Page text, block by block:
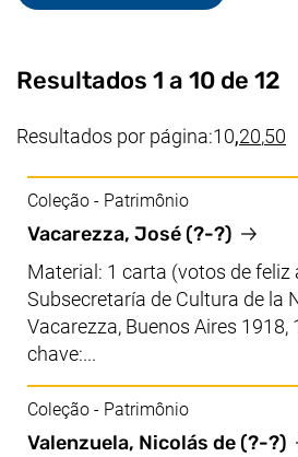
Resultados 1 a 10 de 12
Resultados por página:10 (valor
,20,50
Vacarezza, José (?-?)
Coleção - Patrimônio
Material: 1 carta (votos de feliz
Subsecretaría de Cultura de la
Vacarezza, Buenos Aires 1918,
chave:...
Valenzuela, Nicolás de (?-?)
Coleção - Patrimônio